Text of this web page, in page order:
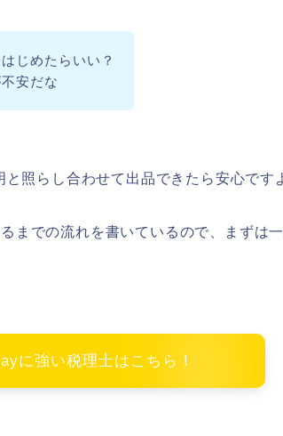
じめたらいい？
安だな
照らし合わせて出品できたら安心です
までの流れを書いているので、まずは
に強い税理士はこちら！